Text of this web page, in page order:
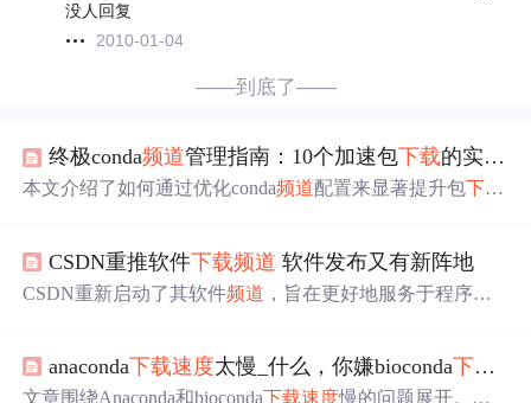
没人回复
2010-01-04
——到底了——
终极conda频道管理指南：10个加速包下载的实用技巧
本文介绍了如何通过优化conda频道配置来显著提升包下载
据科学与Python开发者提高环境管理效率。
CSDN重推软件下载频道 软件发布又有新阵地
CSDN重新启动了其软件频道 ，旨在更好地服务于程序员
和更新软件。此外，计划将软件频道 与CSDN的其他服务
如博客等进行整合，以提供更加全面的展示平台。
anaconda下载速度太慢_什么，你嫌bioconda下载
文章围绕Anaconda和bioconda下载速度慢的问题展开。介